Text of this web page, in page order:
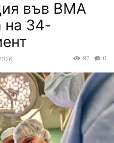
във ВМА
на 34-
0
92